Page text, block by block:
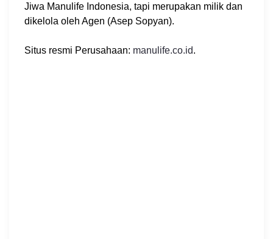
Jiwa Manulife Indonesia, tapi merupakan milik dan
dikelola oleh Agen (Asep Sopyan).
Situs resmi Perusahaan: manulife.co.id.